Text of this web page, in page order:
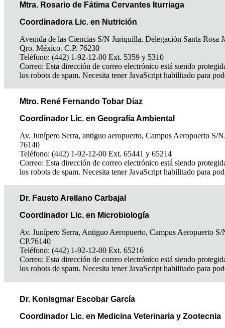
Mtra. Rosario de Fátima Cervantes Iturriaga
Coordinadora Lic. en Nutrición
Avenida de las Ciencias S/N Juriquilla, Delegación Santa Rosa
Qro. México. C.P. 76230
Teléfono: (442) 1-92-12-00 Ext. 5359 y 5310
Correo: Esta dirección de correo electrónico está siendo
los robots de spam. Necesita tener JavaScript habilitado para
Mtro. René Fernando Tobar Díaz
Coordinador Lic. en Geografía Ambiental
Av. Junípero Serra, antiguo aeropuerto, Campus Aeropuerto S/
76140
Teléfono: (442) 1-92-12-00 Ext. 65441 y 65214
Correo: Esta dirección de correo electrónico está siendo
los robots de spam. Necesita tener JavaScript habilitado para
Dr. Fausto Arellano Carbajal
Coordinador Lic. en Microbiología
Av. Junípero Serra, Antiguo Aeropuerto, Campus Aeropuerto S/
CP.76140
Teléfono: (442) 1-92-12-00 Ext. 65216
Correo: Esta dirección de correo electrónico está siendo
los robots de spam. Necesita tener JavaScript habilitado para
Dr. Konisgmar Escobar García
Coordinador Lic. en Medicina Veterinaria y Zootecnia